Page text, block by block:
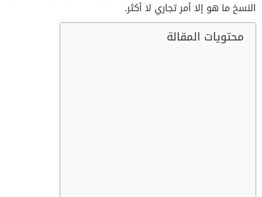
النسخ ما هو إلا أمر تجاري لا أكثر.
محتويات المقالة